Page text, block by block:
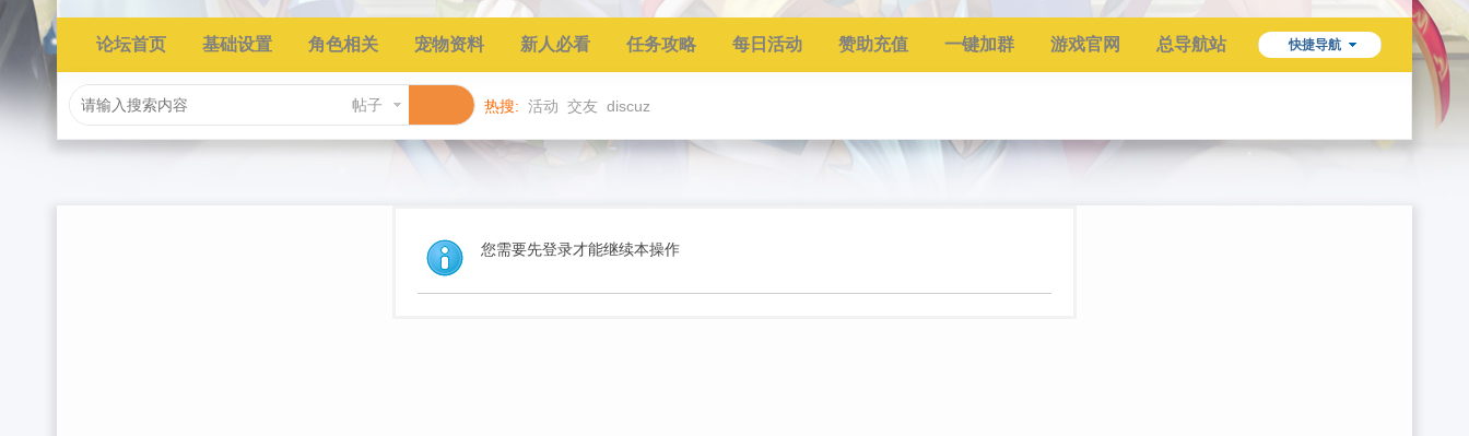
快捷导航
论坛首页 基础设置 角色相关 宠物资料 新人必看 任务攻略 每日活动 赞助充值 一键加群 游戏官网 总导航站
帖子 热搜: 活动 交友 discuz
您需要先登录才能继续本操作